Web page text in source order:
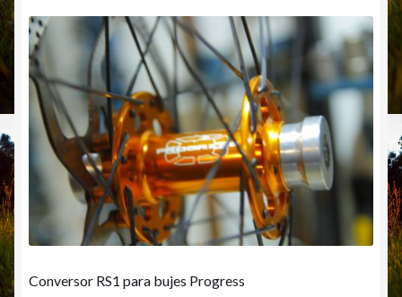
Conversor RS1 para bujes Progress